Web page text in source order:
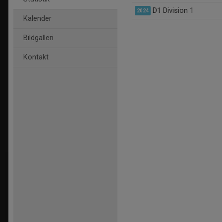
Kalender
Bildgalleri
Kontakt
2024 D1 Division 1